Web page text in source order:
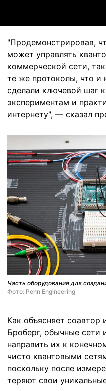
"Продемонстрировав,
может управлять
коммерческой сети,
те же протоколы, что и
сделали ключевой шаг
экспериментам и
интернету", — сказал
Часть оборудования для
Фото: Penn Engineering
Как объясняет соавтор
Броберг, обычные сети
направить их к
чисто квантовыми
поскольку после
теряют свои